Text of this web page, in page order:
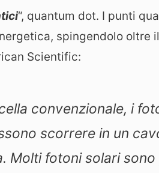
“, quantum dot. I punti
spingendolo oltre
Scientific:
convenzionale, i
scorrere in un
Molti fotoni solari